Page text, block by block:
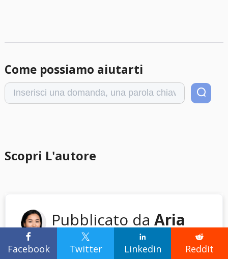

Facebook

Twitter

Linkedin

Reddit
Come possiamo aiutarti
Scopri L'autore
Pubblicato da Aria
Aria è una fan della